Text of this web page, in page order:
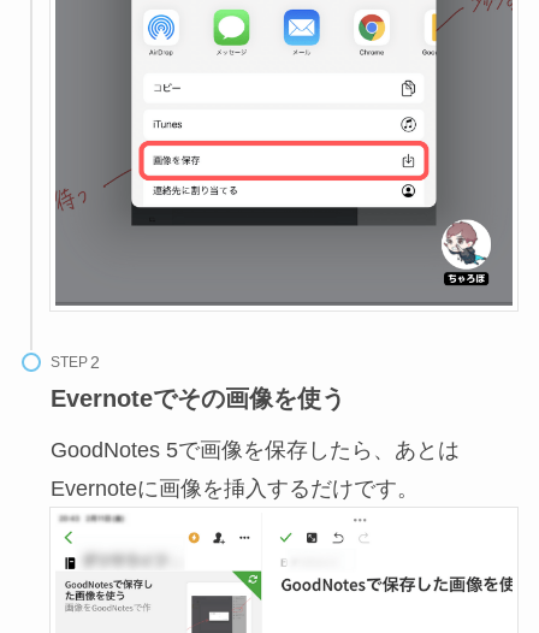
STEP
Evernoteでその画像を使う
GoodNotes 5で画像を保存したら、あとは
Evernoteに画像を挿入するだけです。